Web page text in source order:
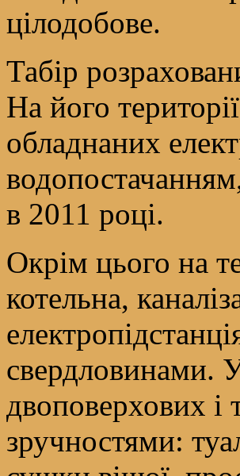
цілодобове.
Табір
На його
обладнаних
в 2011 році.
Окрім цього на
котельна,
свердловинами.
двоповерхових і
зручностями: